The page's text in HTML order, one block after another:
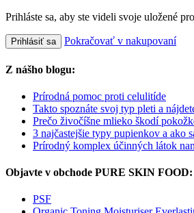
Prihláste sa, aby ste videli svoje uložené
Prihlásiť sa Pokračovať v nakupovaní
Z nášho blogu:
Prírodná pomoc proti celulitíde
Takto spoznáte svoj typ pleti a
Prečo živočíšne mlieko škodí
3 najčastejšie typy pupienkov a ako
Prírodný komplex účinných látok
Objavte v obchode PURE SKIN FOOD:
PSF